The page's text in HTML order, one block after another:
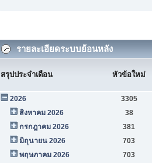
รายละเอียดระบบย้อนหลัง
สรุปประจำเดือน หัวข้อใหม่
2026
3305
สิงหาคม 2026
38
กรกฎาคม 2026
381
มิถุนายน 2026
703
พฤษภาคม 2026
703